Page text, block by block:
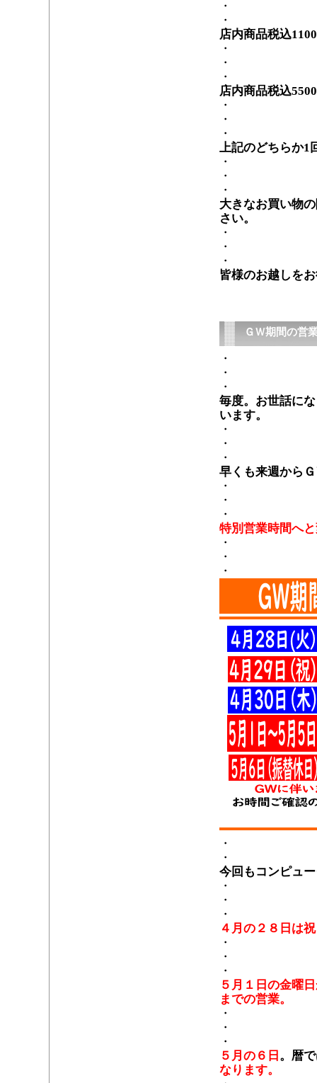
・
・
店内商品税込
・
・
・
店内商品税込
・
・
・
上記のどちらか1
・
・
・
大きなお買い物
さい。
・
・
・
皆様のお越しを
ＧＷ期間の営
・
・
・
毎度。お世話に
います。
・
・
・
早くも来週から
・
・
・
特別営業時間へ
・
・
・
・
・
今回もコンピュ
・
・
・
４月の２８日は
・
・
・
５月１日の金曜
までの営業。
・
・
・
５月の６日 。暦
なります。